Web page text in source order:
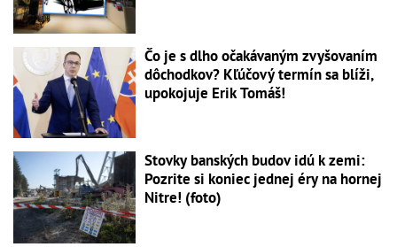
Čo je s dlho očakávaným zvyšovaním
dôchodkov? Kľúčový termín sa blíži,
upokojuje Erik Tomáš!
Stovky banských budov idú k zemi:
Pozrite si koniec jednej éry na hornej
Nitre! (foto)